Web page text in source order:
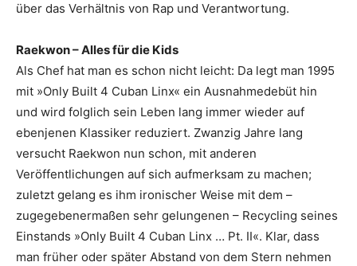
über das Verhältnis von Rap und Verantwortung.
Raekwon – Alles für die Kids
Als Chef hat man es schon nicht leicht: Da legt man 1995
mit »Only Built 4 Cuban Linx« ein Ausnahmedebüt hin
und wird folglich sein Leben lang immer wieder auf
ebenjenen Klassiker reduziert. Zwanzig Jahre lang
versucht Raekwon nun schon, mit anderen
Veröffentlichungen auf sich aufmerksam zu machen;
zuletzt gelang es ihm ironischer ­Weise mit dem –
zugegebenermaßen sehr gelungenen – Recycling seines
Einstands »Only Built 4 Cuban Linx … Pt. II«. Klar, dass
man früher oder später Abstand von dem Stern nehmen